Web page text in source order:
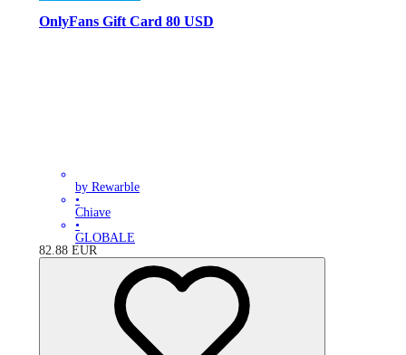
OnlyFans Gift Card 80 USD
by Rewarble
•
Chiave
•
GLOBALE
82.88 EUR